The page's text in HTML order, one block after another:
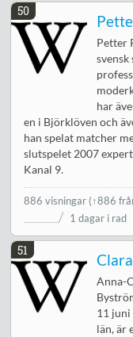
50
Petter
har
en i Björklöven och
han spelat matcher
slutspelet 2007
Kanal 9.
886 visningar (↑886
1 dagar i rad
51
Anna-
11 juni
län, är